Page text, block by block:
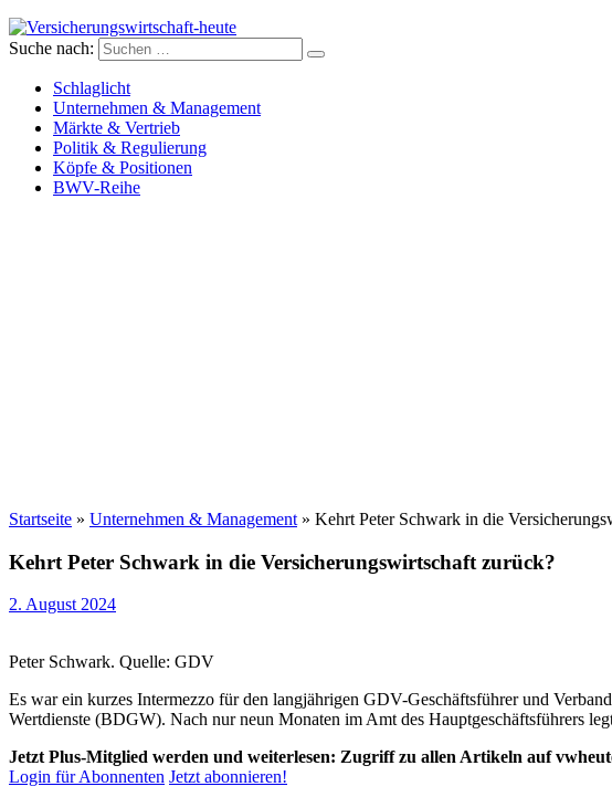
Versicherungswirtschaft-heute
Suche nach:
Schlaglicht
Unternehmen & Management
Märkte & Vertrieb
Politik & Regulierung
Köpfe & Positionen
BWV-Reihe
Startseite » Unternehmen & Management » Kehrt Peter Schwark in die
Kehrt Peter Schwark in die Versicherungswirtschaft zurück?
2. August 2024
Peter Schwark. Quelle: GDV
Es war ein kurzes Intermezzo für den langjährigen GDV-Geschäftsführer und
Wertdienste (BDGW). Nach nur neun Monaten im Amt des Hauptgeschäftsführers
Jetzt Plus-Mitglied werden und weiterlesen: Zugriff zu allen Artikeln auf
Login für Abonnenten Jetzt abonnieren!